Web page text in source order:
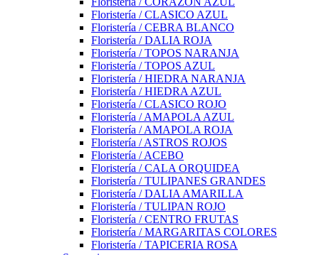
Floristería / CLASICO AZUL
Floristería / CEBRA BLANCO
Floristería / DALIA ROJA
Floristería / TOPOS NARANJA
Floristería / TOPOS AZUL
Floristería / HIEDRA NARANJA
Floristería / HIEDRA AZUL
Floristería / CLASICO ROJO
Floristería / AMAPOLA AZUL
Floristería / AMAPOLA ROJA
Floristería / ASTROS ROJOS
Floristería / ACEBO
Floristería / CALA ORQUIDEA
Floristería / TULIPANES GRANDES
Floristería / DALIA AMARILLA
Floristería / TULIPAN ROJO
Floristería / CENTRO FRUTAS
Floristería / MARGARITAS COLORES
Floristería / TAPICERIA ROSA